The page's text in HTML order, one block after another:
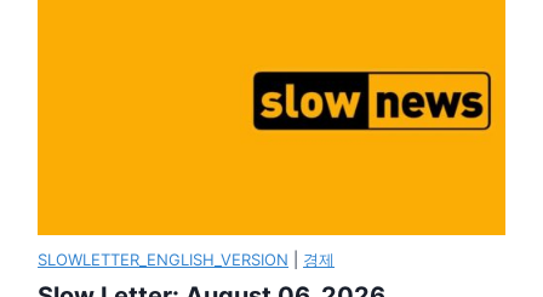
SLOWLETTER_ENGLISH_VERSION 경제